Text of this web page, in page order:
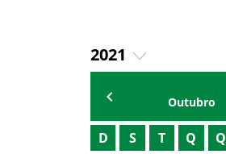
2021
2018
2019
2020
Outubro
D S T Q Q